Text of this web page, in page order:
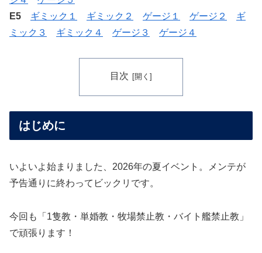
E5
ギミック１ ギミック２ ゲージ１ ゲージ２
ギ
ミック３
ギミック４ ゲージ３ ゲージ４
目次
はじめに
いよいよ始まりました、2026年の夏イベント。メンテが
予告通りに終わってビックリです。
今回も「1隻教・単婚教・牧場禁止教・バイト艦禁止教」
で頑張ります！